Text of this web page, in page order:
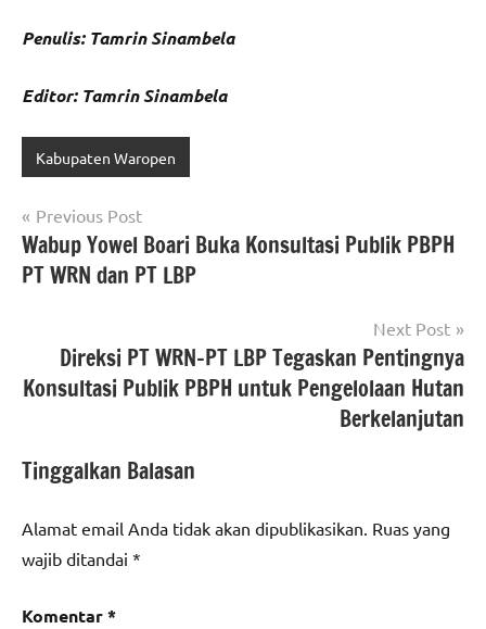
Penulis: Tamrin Sinambela
Editor: Tamrin Sinambela
Kabupaten Waropen
Navigasi
pos
Previous Post
Wabup Yowel Boari Buka Konsultasi Publik PBPH
PT WRN dan PT LBP
Next Post
Direksi PT WRN–PT LBP Tegaskan Pentingnya
Konsultasi Publik PBPH untuk Pengelolaan Hutan
Berkelanjutan
Tinggalkan Balasan
Alamat email Anda tidak akan dipublikasikan. Ruas yang
wajib ditandai *
Komentar*